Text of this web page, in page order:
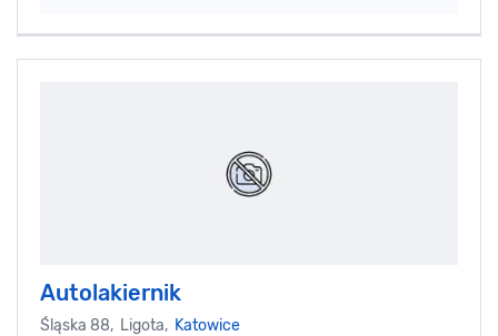
Autolakiernik
Śląska 88, Ligota, Katowice